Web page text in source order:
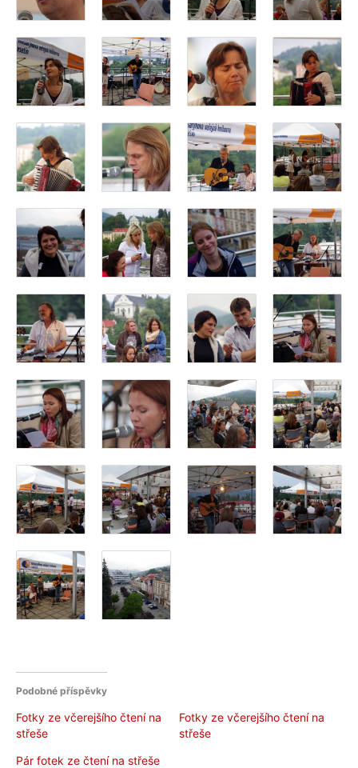
Podobné příspěvky
Fotky ze včerejšího čtení na
střeše
Fotky ze včerejšího čtení na
střeše
Pár fotek ze čtení na střeše